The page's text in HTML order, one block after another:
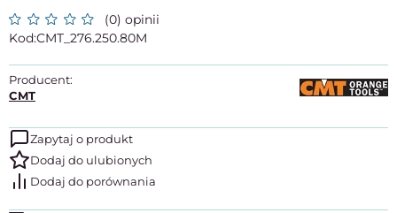
(0) opinii
CMT_276.250.80M
Producent:
CMT
Zapytaj o produkt